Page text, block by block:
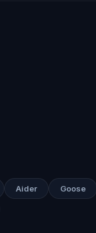
Aider Goose